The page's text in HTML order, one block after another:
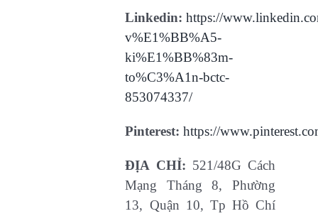
Linkedin: https://
v%E1%BB%A5-
ki%E1%BB%83m-
to%C3%A1n-bctc-
853074337/
Pinterest: https://
ĐỊA CHỈ: 521/48G Cách
Mạng Tháng 8, Phường
13, Quận 10, Tp Hồ Chí